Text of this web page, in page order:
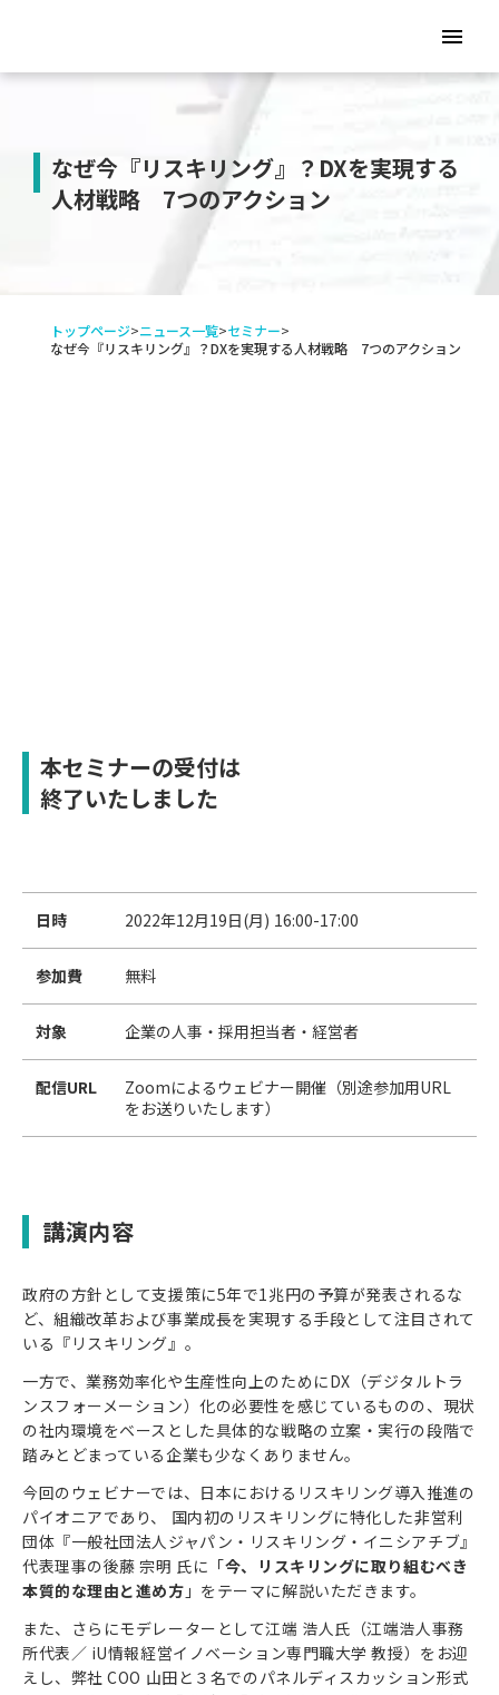
menu
なぜ今『リスキリング』？DXを実現する
人材戦略 7つのアクション
トップページ>ニュース一覧>セミナー>
なぜ今『リスキリング』？DXを実現する人材戦略 7つのアクション
本セミナーの受付は
終了いたしました
日時 2022年12月19日(月) 16:00-17:00
参加費 無料
対象 企業の人事・採用担当者・経営者
配信URL
Zoomによるウェビナー開催（別途参加用URL
をお送りいたします）
講演内容
政府の方針として支援策に5年で1兆円の予算が発表されるな
ど、組織改革および事業成長を実現する手段として注目されて
いる『リスキリング』。
一方で、業務効率化や生産性向上のためにDX（デジタルトラ
ンスフォーメーション）化の必要性を感じているものの、現状
の社内環境をベースとした具体的な戦略の立案・実行の段階で
踏みとどまっている企業も少なくありません。
今回のウェビナーでは、日本におけるリスキリング導入推進の
パイオニアであり、 国内初のリスキリングに特化した非営利
団体『一般社団法人ジャパン・リスキリング・イニシアチブ』
代表理事の後藤 宗明 氏に「今、リスキリングに取り組むべき
本質的な理由と進め方 」をテーマに解説いただきます。
また、さらにモデレーターとして江端 浩人氏（江端浩人事務
所代表／ iU情報経営イノベーション専門職大学 教授）をお迎
えし、弊社 COO 山田と３名でのパネルディスカッション形式